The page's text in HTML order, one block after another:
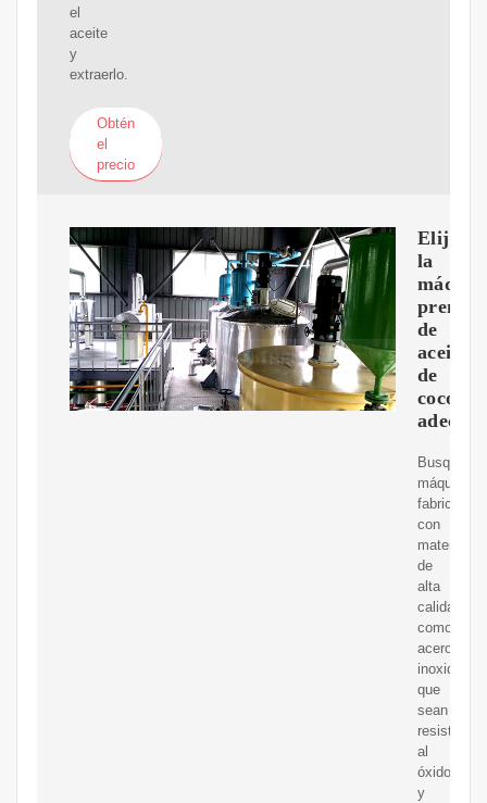
el
aceite
y
extraerlo.
Obtén
el
precio
Elija
la
de
aceite
de
coco
Busque
máquinas
fabricadas
con
materiales
de
alta
calidad,
como
acero
inoxidable,
que
sean
resistentes
al
óxido
y